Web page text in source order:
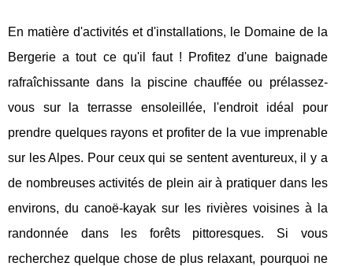
En matière d'activités et d'installations, le Domaine de la
Bergerie a tout ce qu'il faut ! Profitez d'une baignade
rafraîchissante dans la piscine chauffée ou prélassez-
vous sur la terrasse ensoleillée, l'endroit idéal pour
prendre quelques rayons et profiter de la vue imprenable
sur les Alpes. Pour ceux qui se sentent aventureux, il y a
de nombreuses activités de plein air à pratiquer dans les
environs, du canoë-kayak sur les rivières voisines à la
randonnée dans les forêts pittoresques. Si vous
recherchez quelque chose de plus relaxant, pourquoi ne